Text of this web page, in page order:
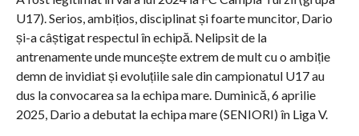
U17). Serios, ambițios, disciplinat și foarte muncitor, Dario
și-a câștigat respectul în echipă. Nelipsit de la
antrenamente unde muncește extrem de mult cu o ambiție
demn de invidiat și evoluțiile sale din campionatul U17 au
dus la convocarea sa la echipa mare. Duminică, 6 aprilie
2025, Dario a debutat la echipa mare (SENIORI) în Liga V.